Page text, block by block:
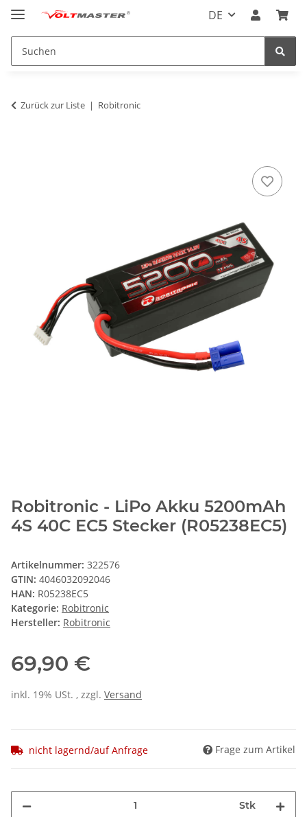
DE
Zurück zur Liste Robitronic
Robitronic - LiPo Akku 5200mAh
4S 40C EC5 Stecker (R05238EC5)
Artikelnummer: 322576
GTIN: 4046032092046
HAN: R05238EC5
Kategorie: Robitronic
Hersteller: Robitronic
69,90 €
inkl. 19% USt. , zzgl. Versand
nicht lagernd/auf Anfrage Frage zum Artikel
Stk